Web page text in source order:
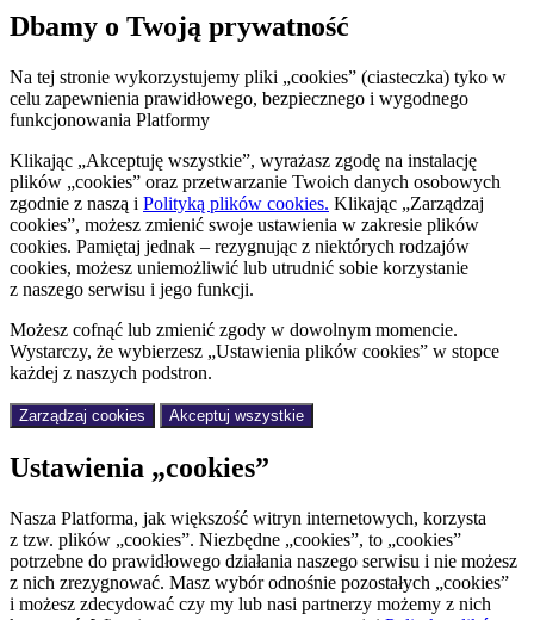
Dbamy o Twoją prywatność
Na tej stronie wykorzystujemy pliki „cookies” (ciasteczka) tyko w
celu zapewnienia prawidłowego, bezpiecznego i wygodnego
funkcjonowania Platformy
Klikając „Akceptuję wszystkie”, wyrażasz zgodę na instalację
plików „cookies” oraz przetwarzanie Twoich danych osobowych
zgodnie z naszą i Polityką plików cookies. Klikając „Zarządzaj
cookies”, możesz zmienić swoje ustawienia w zakresie plików
cookies. Pamiętaj jednak – rezygnując z niektórych rodzajów
cookies, możesz uniemożliwić lub utrudnić sobie korzystanie
z naszego serwisu i jego funkcji.
Możesz cofnąć lub zmienić zgody w dowolnym momencie.
Wystarczy, że wybierzesz „Ustawienia plików cookies” w stopce
każdej z naszych podstron.
Zarządzaj cookies Akceptuj wszystkie
Ustawienia „cookies”
Nasza Platforma, jak większość witryn internetowych, korzysta
z tzw. plików „cookies”. Niezbędne „cookies”, to „cookies”
potrzebne do prawidłowego działania naszego serwisu i nie możesz
z nich zrezygnować. Masz wybór odnośnie pozostałych „cookies”
i możesz zdecydować czy my lub nasi partnerzy możemy z nich